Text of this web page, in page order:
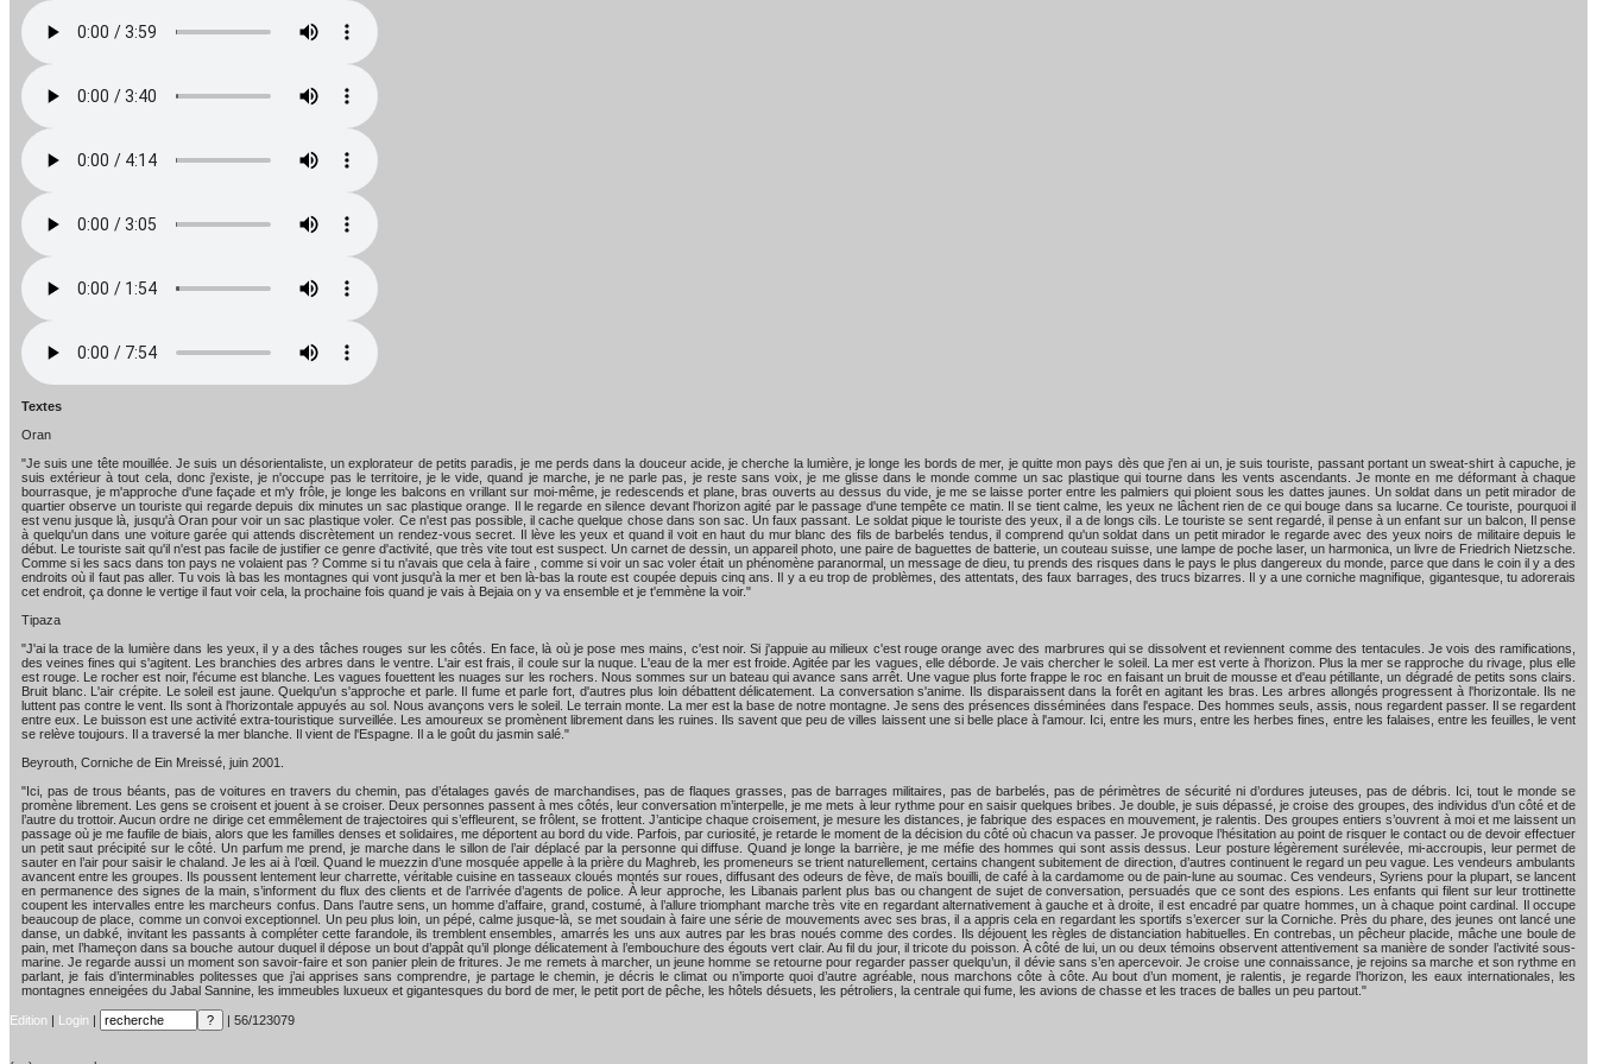
Textes
Oran
"Je suis une tête mouillée. Je suis un désorientaliste, un explorateur de petits paradis, je me perds dans la douceur acide, je cherche la lumière, je longe les bords de mer, je quitte mon pays dès que j'en ai un, je suis touriste, passant portant un sweat-shirt à capuche, je
suis extérieur à tout cela, donc j'existe, je n'occupe pas le territoire, je le vide, quand je marche, je ne parle pas, je reste sans voix, je me glisse dans le monde comme un sac plastique qui tourne dans les vents ascendants. Je monte en me déformant à chaque
bourrasque, je m'approche d'une façade et m'y frôle, je longe les balcons en vrillant sur moi-même, je redescends et plane, bras ouverts au dessus du vide, je me se laisse porter entre les palmiers qui ploient sous les dattes jaunes. Un soldat dans un petit mirador de
quartier observe un touriste qui regarde depuis dix minutes un sac plastique orange. Il le regarde en silence devant l'horizon agité par le passage d'une tempête ce matin. Il se tient calme, les yeux ne lâchent rien de ce qui bouge dans sa lucarne. Ce touriste, pourquoi il
est venu jusque là, jusqu'à Oran pour voir un sac plastique voler. Ce n'est pas possible, il cache quelque chose dans son sac. Un faux passant. Le soldat pique le touriste des yeux, il a de longs cils. Le touriste se sent regardé, il pense à un enfant sur un balcon, Il pense
à quelqu'un dans une voiture garée qui attends discrètement un rendez-vous secret. Il lève les yeux et quand il voit en haut du mur blanc des fils de barbelés tendus, il comprend qu'un soldat dans un petit mirador le regarde avec des yeux noirs de militaire depuis le
début. Le touriste sait qu'il n'est pas facile de justifier ce genre d'activité, que très vite tout est suspect. Un carnet de dessin, un appareil photo, une paire de baguettes de batterie, un couteau suisse, une lampe de poche laser, un harmonica, un livre de Friedrich Nietzsche.
Comme si les sacs dans ton pays ne volaient pas ? Comme si tu n'avais que cela à faire , comme si voir un sac voler était un phénomène paranormal, un message de dieu, tu prends des risques dans le pays le plus dangereux du monde, parce que dans le coin il y a des
endroits où il faut pas aller. Tu vois là bas les montagnes qui vont jusqu'à la mer et ben là-bas la route est coupée depuis cinq ans. Il y a eu trop de problèmes, des attentats, des faux barrages, des trucs bizarres. Il y a une corniche magnifique, gigantesque, tu adorerais
cet endroit, ça donne le vertige il faut voir cela, la prochaine fois quand je vais à Bejaia on y va ensemble et je t'emmène la voir."
Tipaza
"J'ai la trace de la lumière dans les yeux, il y a des tâches rouges sur les côtés. En face, là où je pose mes mains, c'est noir. Si j'appuie au milieux c'est rouge orange avec des marbrures qui se dissolvent et reviennent comme des tentacules. Je vois des ramifications,
des veines fines qui s'agitent. Les branchies des arbres dans le ventre. L'air est frais, il coule sur la nuque. L'eau de la mer est froide. Agitée par les vagues, elle déborde. Je vais chercher le soleil. La mer est verte à l'horizon. Plus la mer se rapproche du rivage, plus elle
est rouge. Le rocher est noir, l'écume est blanche. Les vagues fouettent les nuages sur les rochers. Nous sommes sur un bateau qui avance sans arrêt. Une vague plus forte frappe le roc en faisant un bruit de mousse et d'eau pétillante, un dégradé de petits sons clairs.
Bruit blanc. L'air crépite. Le soleil est jaune. Quelqu'un s'approche et parle. Il fume et parle fort, d'autres plus loin débattent délicatement. La conversation s'anime. Ils disparaissent dans la forêt en agitant les bras. Les arbres allongés progressent à l'horizontale. Ils ne
luttent pas contre le vent. Ils sont à l'horizontale appuyés au sol. Nous avançons vers le soleil. Le terrain monte. La mer est la base de notre montagne. Je sens des présences disséminées dans l'espace. Des hommes seuls, assis, nous regardent passer. Il se regardent
entre eux. Le buisson est une activité extra-touristique surveillée. Les amoureux se promènent librement dans les ruines. Ils savent que peu de villes laissent une si belle place à l'amour. Ici, entre les murs, entre les herbes fines, entre les falaises, entre les feuilles, le vent
se relève toujours. Il a traversé la mer blanche. Il vient de l'Espagne. Il a le goût du jasmin salé."
Beyrouth, Corniche de Ein Mreissé, juin 2001.
"Ici, pas de trous béants, pas de voitures en travers du chemin, pas d’étalages gavés de marchandises, pas de flaques grasses, pas de barrages militaires, pas de barbelés, pas de périmètres de sécurité ni d’ordures juteuses, pas de débris. Ici, tout le monde se
promène librement. Les gens se croisent et jouent à se croiser. Deux personnes passent à mes côtés, leur conversation m’interpelle, je me mets à leur rythme pour en saisir quelques bribes. Je double, je suis dépassé, je croise des groupes, des individus d’un côté et de
l’autre du trottoir. Aucun ordre ne dirige cet emmêlement de trajectoires qui s’effleurent, se frôlent, se frottent. J’anticipe chaque croisement, je mesure les distances, je fabrique des espaces en mouvement, je ralentis. Des groupes entiers s’ouvrent à moi et me laissent un
passage où je me faufile de biais, alors que les familles denses et solidaires, me déportent au bord du vide. Parfois, par curiosité, je retarde le moment de la décision du côté où chacun va passer. Je provoque l’hésitation au point de risquer le contact ou de devoir effectuer
un petit saut précipité sur le côté. Un parfum me prend, je marche dans le sillon de l’air déplacé par la personne qui diffuse. Quand je longe la barrière, je me méfie des hommes qui sont assis dessus. Leur posture légèrement surélevée, mi-accroupis, leur permet de
sauter en l’air pour saisir le chaland. Je les ai à l’œil. Quand le muezzin d’une mosquée appelle à la prière du Maghreb, les promeneurs se trient naturellement, certains changent subitement de direction, d’autres continuent le regard un peu vague. Les vendeurs ambulants
avancent entre les groupes. Ils poussent lentement leur charrette, véritable cuisine en tasseaux cloués montés sur roues, diffusant des odeurs de fève, de maïs bouilli, de café à la cardamome ou de pain-lune au soumac. Ces vendeurs, Syriens pour la plupart, se lancent
en permanence des signes de la main, s’informent du flux des clients et de l’arrivée d’agents de police. À leur approche, les Libanais parlent plus bas ou changent de sujet de conversation, persuadés que ce sont des espions. Les enfants qui filent sur leur trottinette
coupent les intervalles entre les marcheurs confus. Dans l’autre sens, un homme d’affaire, grand, costumé, à l’allure triomphant marche très vite en regardant alternativement à gauche et à droite, il est encadré par quatre hommes, un à chaque point cardinal. Il occupe
beaucoup de place, comme un convoi exceptionnel. Un peu plus loin, un pépé, calme jusque-là, se met soudain à faire une série de mouvements avec ses bras, il a appris cela en regardant les sportifs s’exercer sur la Corniche. Près du phare, des jeunes ont lancé une
danse, un dabké, invitant les passants à compléter cette farandole, ils tremblent ensembles, amarrés les uns aux autres par les bras noués comme des cordes. Ils déjouent les règles de distanciation habituelles. En contrebas, un pêcheur placide, mâche une boule de
pain, met l’hameçon dans sa bouche autour duquel il dépose un bout d’appât qu’il plonge délicatement à l’embouchure des égouts vert clair. Au fil du jour, il tricote du poisson. À côté de lui, un ou deux témoins observent attentivement sa manière de sonder l’activité sous-
marine. Je regarde aussi un moment son savoir-faire et son panier plein de fritures. Je me remets à marcher, un jeune homme se retourne pour regarder passer quelqu’un, il dévie sans s’en apercevoir. Je croise une connaissance, je rejoins sa marche et son rythme en
parlant, je fais d’interminables politesses que j’ai apprises sans comprendre, je partage le chemin, je décris le climat ou n’importe quoi d’autre agréable, nous marchons côte à côte. Au bout d’un moment, je ralentis, je regarde l’horizon, les eaux internationales, les
montagnes enneigées du Jabal Sannine, les immeubles luxueux et gigantesques du bord de mer, le petit port de pêche, les hôtels désuets, les pétroliers, la centrale qui fume, les avions de chasse et les traces de balles un peu partout."
Edition | Login | | 56/123079